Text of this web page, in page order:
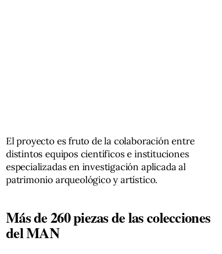
El proyecto es fruto de la colaboración entre
distintos equipos científicos e instituciones
especializadas en investigación aplicada al
patrimonio arqueológico y artístico.
Más de 260 piezas de las colecciones
del MAN